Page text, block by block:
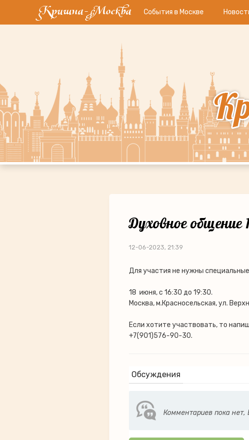
События в Москве
Духовное
12-06-2023, 21:39
Для участия не нужны
18 июня, с 16:30 до 19:30.
Москва, м.Красносельская, ул.
Если хотите участвовать, то
+7(901)576-90-30.
Обсуждения
Комментариев пока